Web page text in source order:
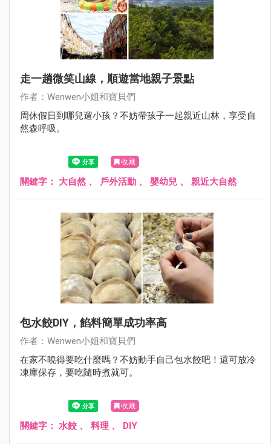
走一趟微笑山線，順遊當地親子景點
作者：Wenwen小姐和寶貝們
周休假日到哪兒遛小孩？不妨帶孩子一起親近山林，享受自
然森呼吸。
收藏
關鍵字： 大自然 、 戶外活動 、 嬰幼兒 、 親近大自然
包水餃DIY，餡料簡單成功率高
作者：Wenwen小姐和寶貝們
在家不曉得要吃什麼嗎？不妨動手自己包水餃吧！還可放冷
凍庫保存，要吃隨時煮就可。
收藏
關鍵字： 水餃 、 料理 、 DIY